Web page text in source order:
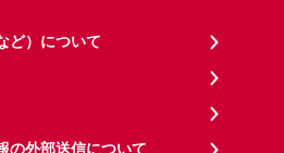
ど）について
の外部送信について